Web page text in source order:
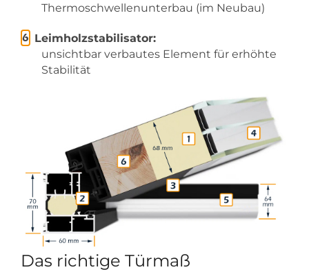
Thermoschwellenunterbau (im Neubau)
Leimholzstabilisator:
unsichtbar verbautes Element für erhöhte
Stabilität
Das richtige Türmaß